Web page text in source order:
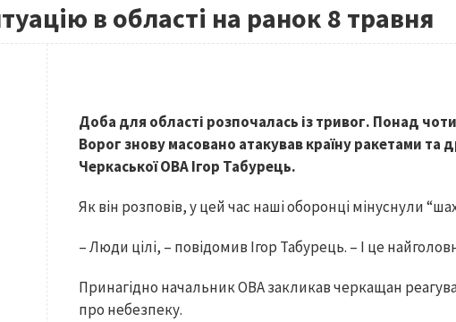
в області на ранок 8 травня
Доба для області розпочалась із тривог. Понад
Ворог знову масовано атакував країну ракетами
Черкаської ОВА Ігор Табурець.
Як він розповів, у цей час наші оборонці мінуснули
– Люди цілі, – повідомив Ігор Табурець. – І це
Принагідно начальник ОВА закликав черкащан
про небезпеку.